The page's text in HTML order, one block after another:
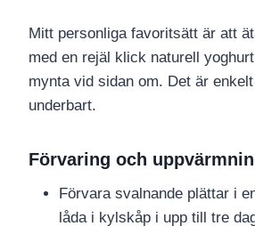
Mitt personliga favoritsätt är att
med en rejäl klick naturell
mynta vid sidan om. Det är
underbart.
Förvaring och
Förvara svalnande plättar i
låda i kylskåp i upp till tre